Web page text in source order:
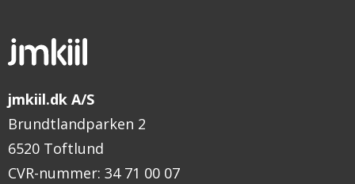
jmkiil.dk A/S
Brundtlandparken 2
6520 Toftlund
CVR-nummer: 34 71 00 07